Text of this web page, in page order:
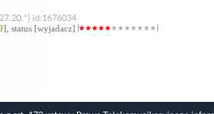
id:1676034
], status [wyjadacz]